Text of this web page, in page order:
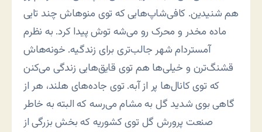
هم شنیدین. کافی‌شاپ‌هایی که توی منوهاش چند تایی
ماده مخدر و محرک رو می‌شه توش پیدا کرد. به نظرم
آمستردام شهر جالب‌تری برای زندگیه. خونه‌هاش
قشنگ‌ترن و خیلی‌ها هم توی قایق‌هایی زندگی می‌کنن
که توی کانال‌ها پر از آبه. توی جاده‌های هلند، هر از
گاهی بوی شدید گل به مشام می‌رسه که البته به خاطر
صنعت پرورش گل توی کشوریه که بخش بزرگی از